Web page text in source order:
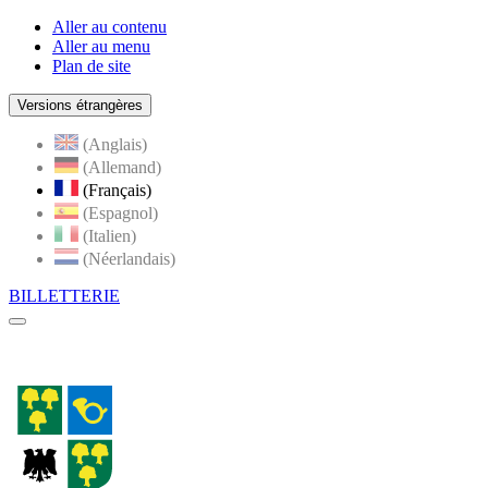
Aller au contenu
Aller au menu
Plan de site
Versions étrangères
(Anglais)
(Allemand)
(Français)
(Espagnol)
(Italien)
(Néerlandais)
BILLETTERIE
Menu